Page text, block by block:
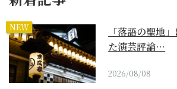
NEW
「落語の聖地
た演芸評論…
2026/08/08